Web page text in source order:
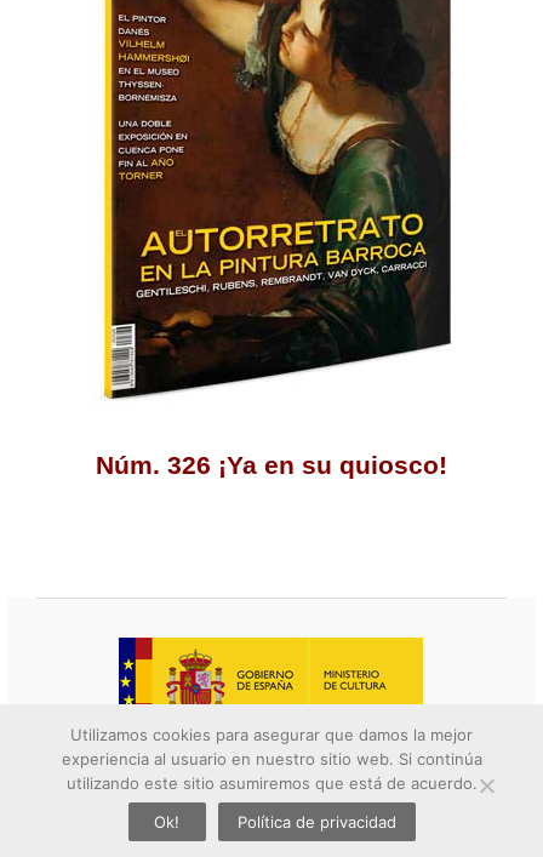
facebook whatsapp google+
Núm. 326 ¡Ya en su quiosco!
© 2026 Descubrir el arte. All rights reserved.
Aviso legal||Política de privacidad||Política de
Utilizamos cookies para asegurar que damos la mejor
experiencia al usuario en nuestro sitio web. Si continúa
utilizando este sitio asumiremos que está de acuerdo.
Ok!
Política de privacidad